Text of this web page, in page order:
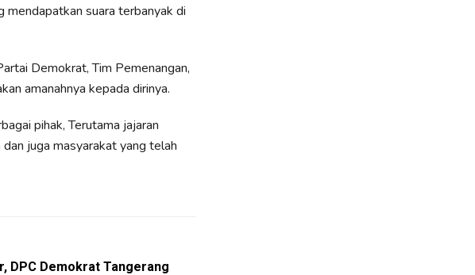
mendapatkan suara terbanyak di
Demokrat, Tim Pemenangan,
amanahnya kepada dirinya.
pihak, Terutama jajaran
juga masyarakat yang telah
DPC Demokrat Tangerang